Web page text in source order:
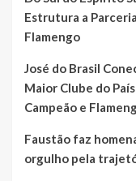
tecnologia
e
inovação
empresários.
Estrutura a
Flamengo
José do Brasil
Maior Clube do
Campeão e
Faustão faz
orgulho pela